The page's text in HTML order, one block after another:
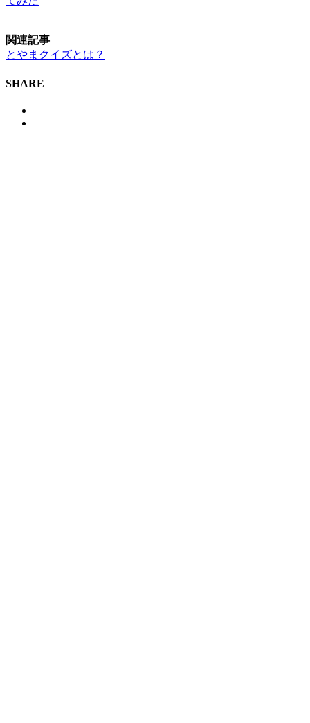
関連記事
とやまクイズとは？
SHARE